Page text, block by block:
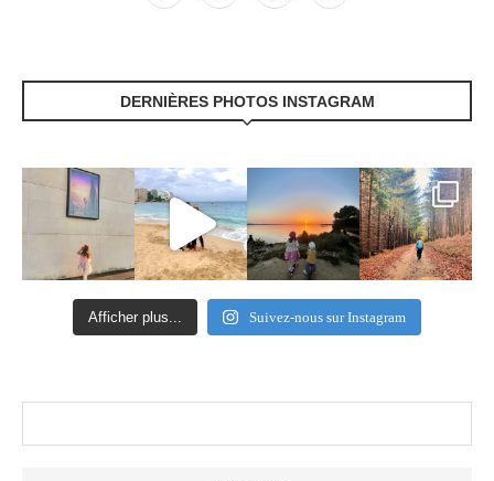
DERNIÈRES PHOTOS INSTAGRAM
Afficher plus... Suivez-nous sur Instagram